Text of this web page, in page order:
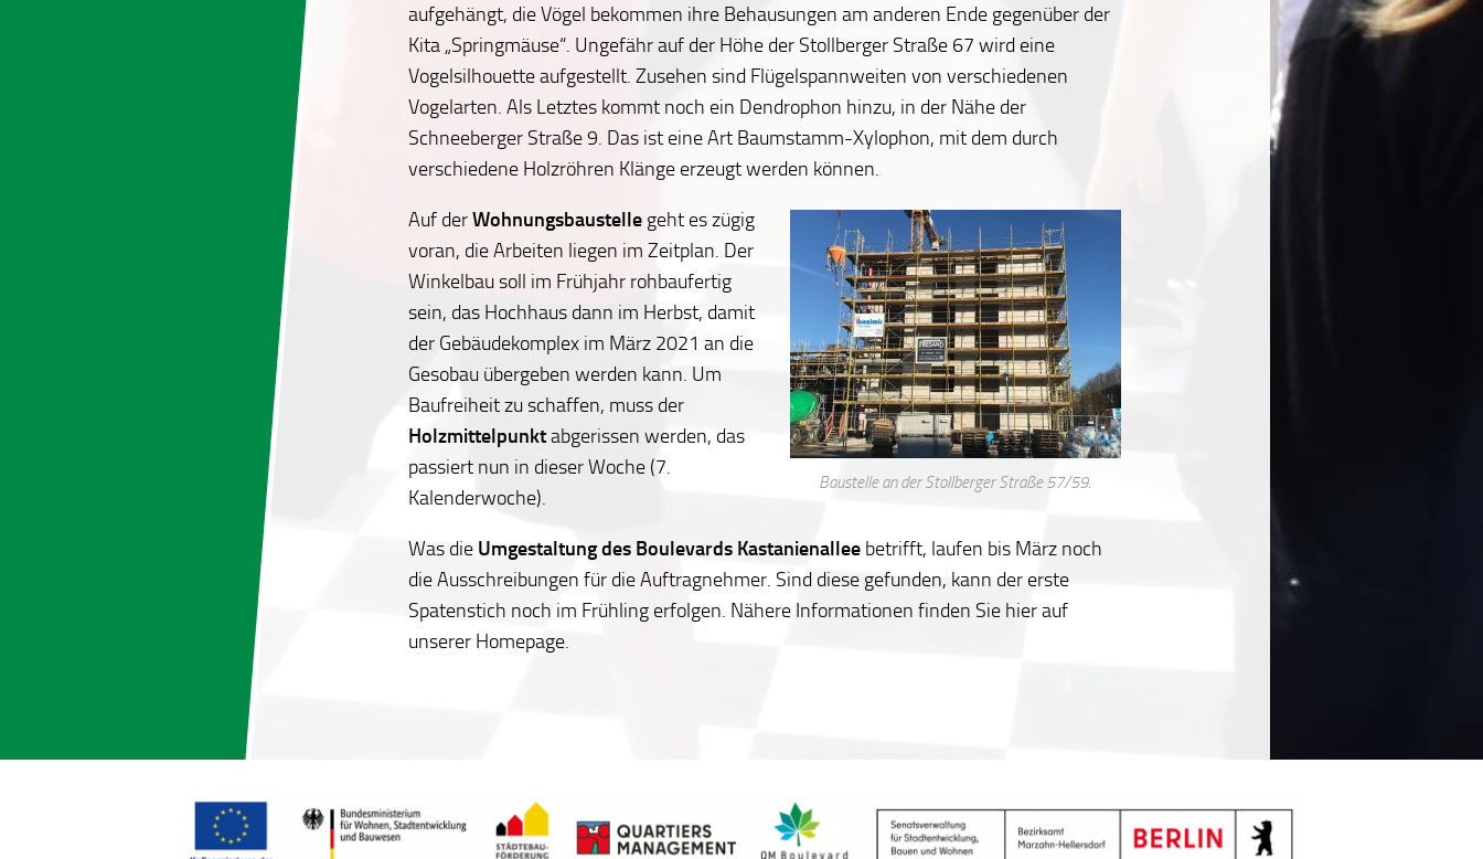
aufgehängt, die Vögel bekommen ihre Behausungen am anderen Ende gegenüber der
Kita „Springmäuse“. Ungefähr auf der Höhe der Stollberger Straße 67 wird eine
Vogelsilhouette aufgestellt. Zusehen sind Flügelspannweiten von verschiedenen
Vogelarten. Als Letztes kommt noch ein Dendrophon hinzu, in der Nähe der
Schneeberger Straße 9. Das ist eine Art Baumstamm-Xylophon, mit dem durch
verschiedene Holzröhren Klänge erzeugt werden können.
Baustelle an der Stollberger Straße 57/59.
Auf derWohnungsbaustelle geht es zügig
voran, die Arbeiten liegen im Zeitplan. Der
Winkelbau soll im Frühjahr rohbaufertig
sein, das Hochhaus dann im Herbst, damit
der Gebäudekomplex im März 2021 an die
Gesobau übergeben werden kann. Um
Baufreiheit zu schaffen, muss der
Holzmittelpunktabgerissen werden, das
passiert nun in dieser Woche (7.
Kalenderwoche).
Was die Umgestaltung des Boulevards Kastanienallee betrifft, laufen bis März noch
die Ausschreibungen für die Auftragnehmer. Sind diese gefunden, kann der erste
Spatenstich noch im Frühling erfolgen. Nähere Informationen finden Sie hier auf
unserer Homepage.